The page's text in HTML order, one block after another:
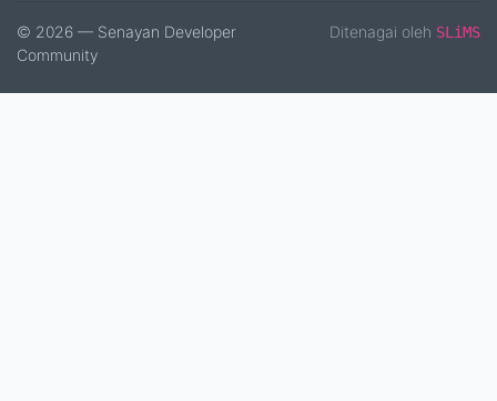
© 2026 — Senayan Developer
Community
Ditenagai oleh SLiMS